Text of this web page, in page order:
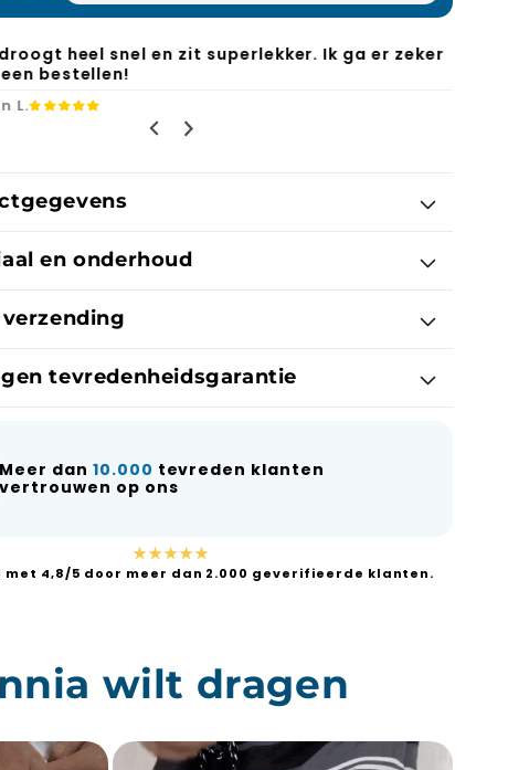
een zwemshort met handige zakken en
dat vervelende gaas.
F.
en onderhoud
tevredenheidsgarantie
Meer dan 10.000 tevreden klanten
vertrouwen op ons
★★★★★
met 4,8/5 door meer dan 2.000 geverifieerde klanten.
wilt dragen